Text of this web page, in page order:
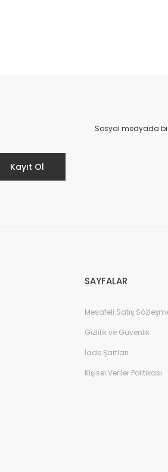
Kayıt Ol
Sosyal medyada
SAYFALAR
Mesafeli Satış
Gizlilik ve Güvenlik
İade Şartları
Kişisel Veriler Politikası